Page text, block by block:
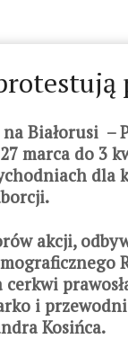
Białorusi –
marca do 3
dla
akcji,
i
Kosińca.